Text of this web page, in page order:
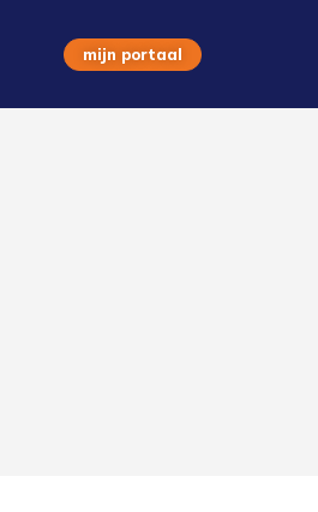
mijn portaal